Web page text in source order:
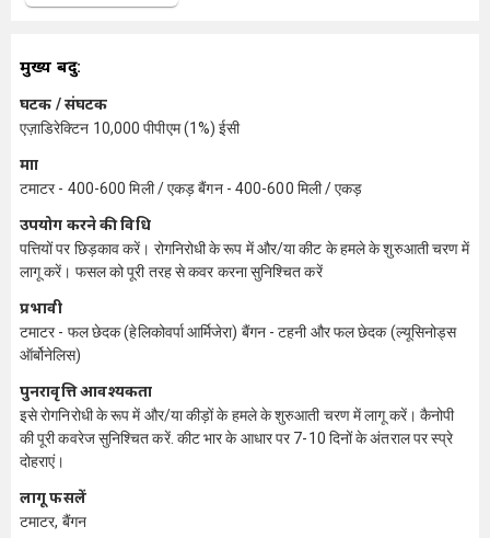
मुख्य बिंदु:
घटक / संघटक
एज़ाडिरेक्टिन 10,000 पीपीएम (1%) ईसी
मात्रा
टमाटर - 400-600 मिली / एकड़ बैंगन - 400-600 मिली / एकड़
उपयोग करने की विधि
पत्तियों पर छिड़काव करें। रोगनिरोधी के रूप में और/या कीट के हमले के शुरुआती चरण में
लागू करें। फसल को पूरी तरह से कवर करना सुनिश्चित करें
प्रभावी
टमाटर - फल छेदक (हेलिकोवर्पा आर्मिजेरा) बैंगन - टहनी और फल छेदक (ल्यूसिनोड्स
ऑर्बोनेलिस)
पुनरावृत्ति आवश्यकता
इसे रोगनिरोधी के रूप में और/या कीड़ों के हमले के शुरुआती चरण में लागू करें। कैनोपी
की पूरी कवरेज सुनिश्चित करें. कीट भार के आधार पर 7-10 दिनों के अंतराल पर स्प्रे
दोहराएं।
लागू फसलें
टमाटर, बैंगन